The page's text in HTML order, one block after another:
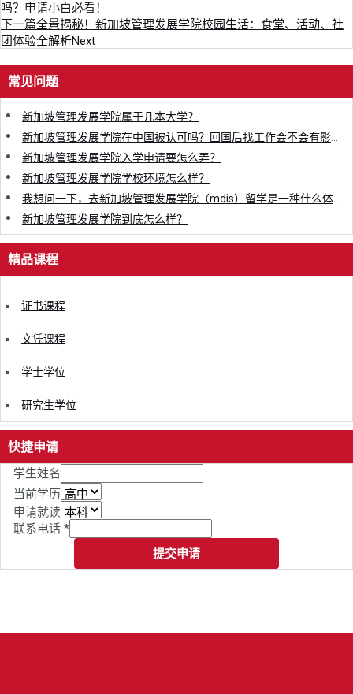
吗？申请小白必看！
下一篇全景揭秘！新加坡管理发展学院校园生活：食堂、活动、社
团体验全解析Next
常见问题
新加坡管理发展学院属于几本大学？
新加坡管理发展学院入学申请要怎么弄？
新加坡管理发展学院学校环境怎么样？
新加坡管理发展学院到底怎么样？
精品课程
证书课程
文凭课程
学士学位
研究生学位
快捷申请
学生姓名
当前学历
申请就读
联系电话 *
提交申请